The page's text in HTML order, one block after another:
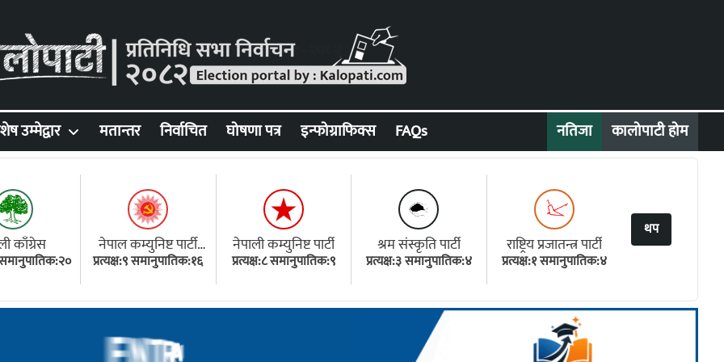
नतिजा कालोपाटी होम
उम्मेद्वार मतान्तर निर्वाचित घोषणा पत्र इन्फोग्राफिक्स FAQs
काँग्रेस
समानुपातिक:२०
नेपाल कम्युनिष्ट पार्टी
(एमाले)
प्रत्यक्ष:९ समानुपातिक:१६
नेपाली कम्युनिष्ट पार्टी
प्रत्यक्ष:८ समानुपातिक:९
श्रम संस्कृति पार्टी
प्रत्यक्ष:३ समानुपातिक:४
राष्ट्रिय प्रजातन्त्र पार्टी
प्रत्यक्ष:१ समानुपातिक:४
थप